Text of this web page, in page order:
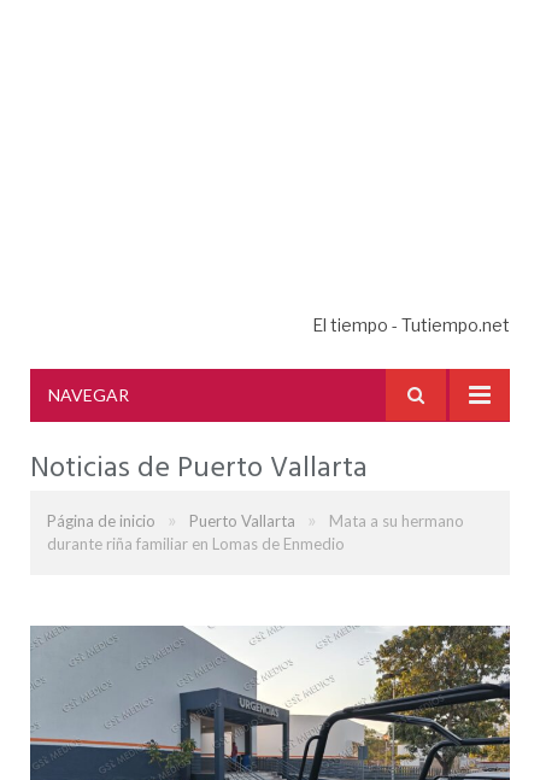
El tiempo - Tutiempo.net
NAVEGAR
Noticias de Puerto Vallarta
Página de inicio » Puerto Vallarta »
Mata a su hermano
durante riña familiar en Lomas de Enmedio